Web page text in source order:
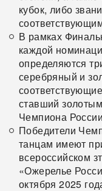
7:00
ЗАВТРАК
Завтрак в отеле
кубок, либо
В рамках
каждой
определяются
серебряный и
ставший
Чемпиона
Победители
танцам имеют
всероссийском
«Ожерелье
октября 2025